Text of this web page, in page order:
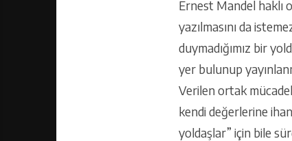
Ernest Mandel haklı
yazılmasını da
duymadığımız bir
yer bulunup
Verilen ortak
kendi değerlerine
yoldaşlar” için bile